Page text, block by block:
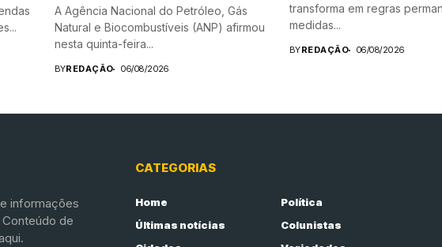
A Agência Nacional do Petróleo, Gás
Natural e Biocombustíveis (ANP) afirmou
nesta quinta-feira...
BYREDAÇÃO 06/08/2026
transforma em regras
medidas...
BYREDAÇÃO 06/08/2026
informações
de
CATEGORIAS
Home
Política
Últimas notícias
Colunistas